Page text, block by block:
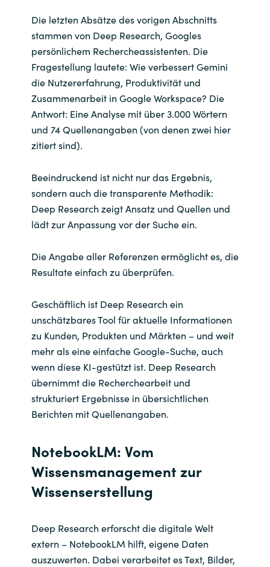
Die letzten Absätze des vorigen Abschnitts
stammen von Deep Research, Googles
persönlichem Rechercheassistenten. Die
Fragestellung lautete: Wie verbessert Gemini
die Nutzererfahrung, Produktivität und
Zusammenarbeit in Google Workspace? Die
Antwort: Eine Analyse mit über 3.000 Wörtern
und 74 Quellenangaben (von denen zwei hier
zitiert sind).
Beeindruckend ist nicht nur das Ergebnis,
sondern auch die transparente Methodik:
Deep Research zeigt Ansatz und Quellen und
lädt zur Anpassung vor der Suche ein.
Die Angabe aller Referenzen ermöglicht es, die
Resultate einfach zu überprüfen.
Geschäftlich ist Deep Research ein
unschätzbares Tool für aktuelle Informationen
zu Kunden, Produkten und Märkten – und weit
mehr als eine einfache Google-Suche, auch
wenn diese KI-gestützt ist. Deep Research
übernimmt die Recherchearbeit und
strukturiert Ergebnisse in übersichtlichen
Berichten mit Quellenangaben.
NotebookLM: Vom
Wissensmanagement zur
Wissenserstellung
Deep Research erforscht die digitale Welt
extern – NotebookLM hilft, eigene Daten
auszuwerten. Dabei verarbeitet es Text, Bilder,